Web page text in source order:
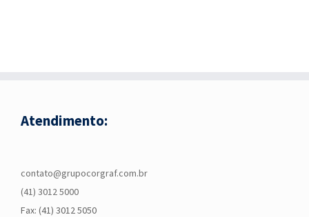
Atendimento:
contato@grupocorgraf.com.br
(41) 3012 5000
Fax: (41) 3012 5050